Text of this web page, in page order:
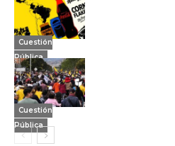
Cuestión
Pública
Cuestión
Pública